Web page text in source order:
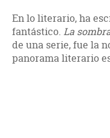
En lo literario, ha
fantástico. La
de una serie, fue la
panorama literario